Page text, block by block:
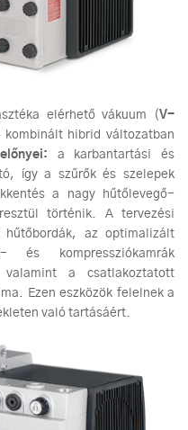
elérhető vákuum (V-
kombinált hibrid változatban
a karbantartási és
így a szűrők és szelepek
a nagy hűtőlevegő-
történik. A tervezési
az optimalizált
és kompressziókamrák
valamint a csatlakoztatott
Ezen eszközök felelnek a
való tartásáért.